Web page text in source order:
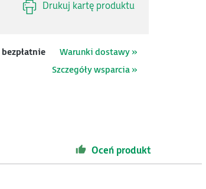
Drukuj kartę produktu
bezpłatnie
Warunki dostawy »
Szczegóły wsparcia »
Oceń produkt